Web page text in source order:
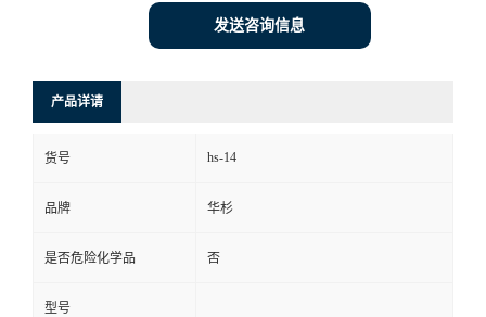
发送咨询信息
产品详请
货号 hs-14
品牌 华杉
是否危险化学品 否
型号